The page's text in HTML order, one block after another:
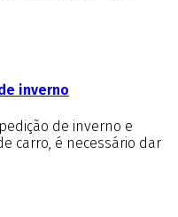
inverno
de inverno e
carro, é necessário dar